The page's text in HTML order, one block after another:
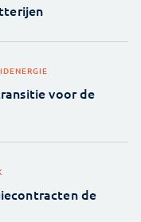
ENERGIE
voor de
de